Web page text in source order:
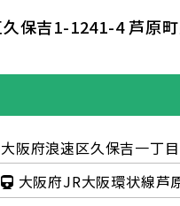
保吉1-1241-4 芦原
大阪府浪速区久保吉一丁
大阪府JR大阪環状線芦